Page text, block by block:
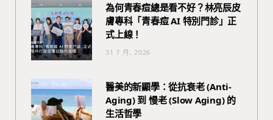
為何青春痘總是看不好？林亮辰皮
膚專科「青春痘 AI 特別門診」正
式上線！
31 7 月, 2026
醫美的新顯學：從抗衰老 (Anti-
Aging) 到 慢老 (Slow Aging) 的
生活哲學